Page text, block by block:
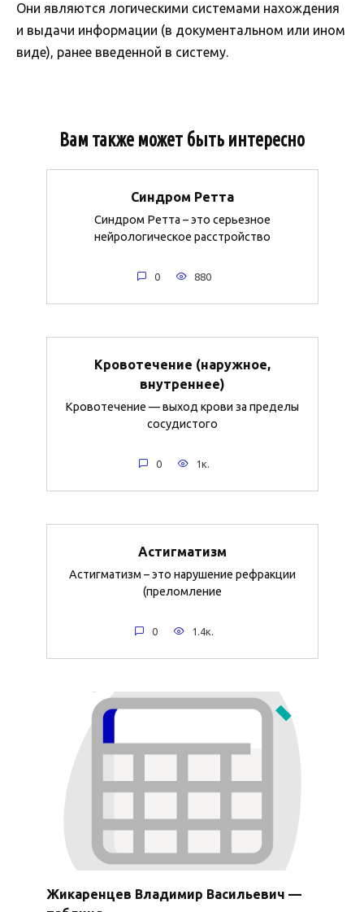
Они являются логическими системами нахождения
и выдачи информации (в документальном или ином
виде), ранее введенной в систему.
Вам также может быть интересно
Синдром Ретта
Синдром Ретта – это серьезное
нейрологическое расстройство
0 880
Кровотечение (наружное,
внутреннее)
Кровотечение — выход крови за пределы
сосудистого
0 1к.
Астигматизм
Астигматизм – это нарушение рефракции
(преломление
0 1.4к.
Жикаренцев Владимир Васильевич —